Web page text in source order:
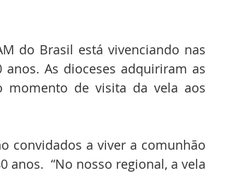
do Brasil está vivenciando nas
As dioceses adquiriram as
momento de visita da vela aos
convidados a viver a comunhão
“No nosso regional, a vela